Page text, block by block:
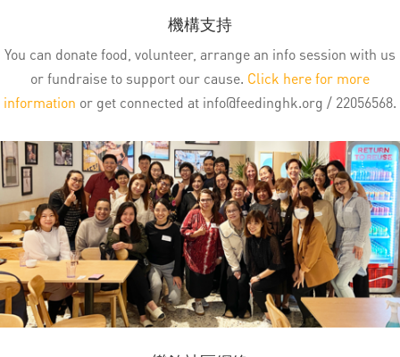
機構支持
You can donate food, volunteer, arrange an info session with us
or fundraise to support our cause. Click here for more
information or get connected at info@feedinghk.org / 22056568.